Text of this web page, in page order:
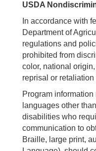
USDA
In accordance with
Department of
regulations and
prohibited from
color, national
reprisal or
Program
languages other
disabilities who
communication to
Braille, large print,